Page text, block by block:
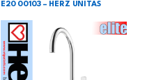
E20 00103 – HERZ UNITAS